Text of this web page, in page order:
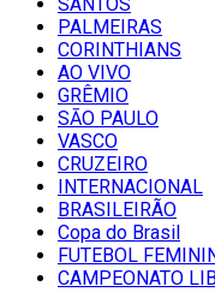
PALMEIRAS
CORINTHIANS
AO VIVO
GRÊMIO
SĀO PAULO
VASCO
CRUZEIRO
INTERNACIONAL
BRASILEIRÃO
Copa do Brasil
FUTEBOL
CAMPEONATO